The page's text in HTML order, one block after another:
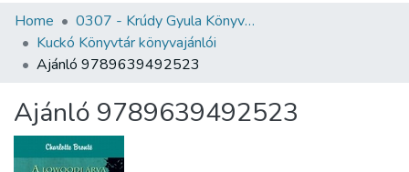
Communities & Collections
All of DSpace
About us
Home
0307 - Krúdy Gyula Könyvtár
Kuckó Könyvtár könyvajánlói
Ajánló 9789639492523
Ajánló 9789639492523